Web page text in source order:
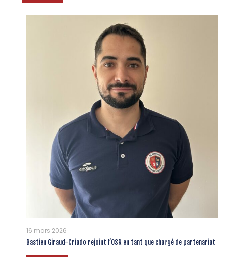
16 mars 2026
Bastien Giraud-Criado rejoint l’OSR en tant que chargé de partenariat